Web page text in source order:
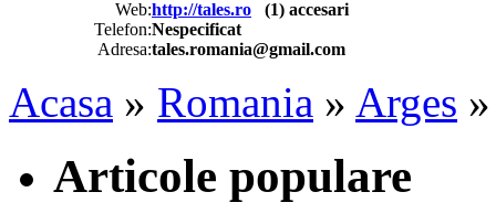
Web:http://tales.ro (1) accesari
Telefon:Nespecificat
Adresa:tales.romania@gmail.com
Acasa » Romania » Arges
Articole populare